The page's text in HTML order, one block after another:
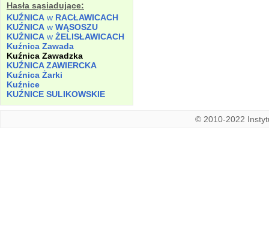
Hasła sąsiadujące:
KUŹNICA w RACŁAWICACH
KUŹNICA w WĄSOSZU
KUŹNICA w ŻELISŁAWICACH
Kuźnica Zawada
Kuźnica Zawadzka
KUŹNICA ZAWIERCKA
Kuźnica Żarki
Kuźnice
KUŹNICE SULIKOWSKIE
© 2010-2022